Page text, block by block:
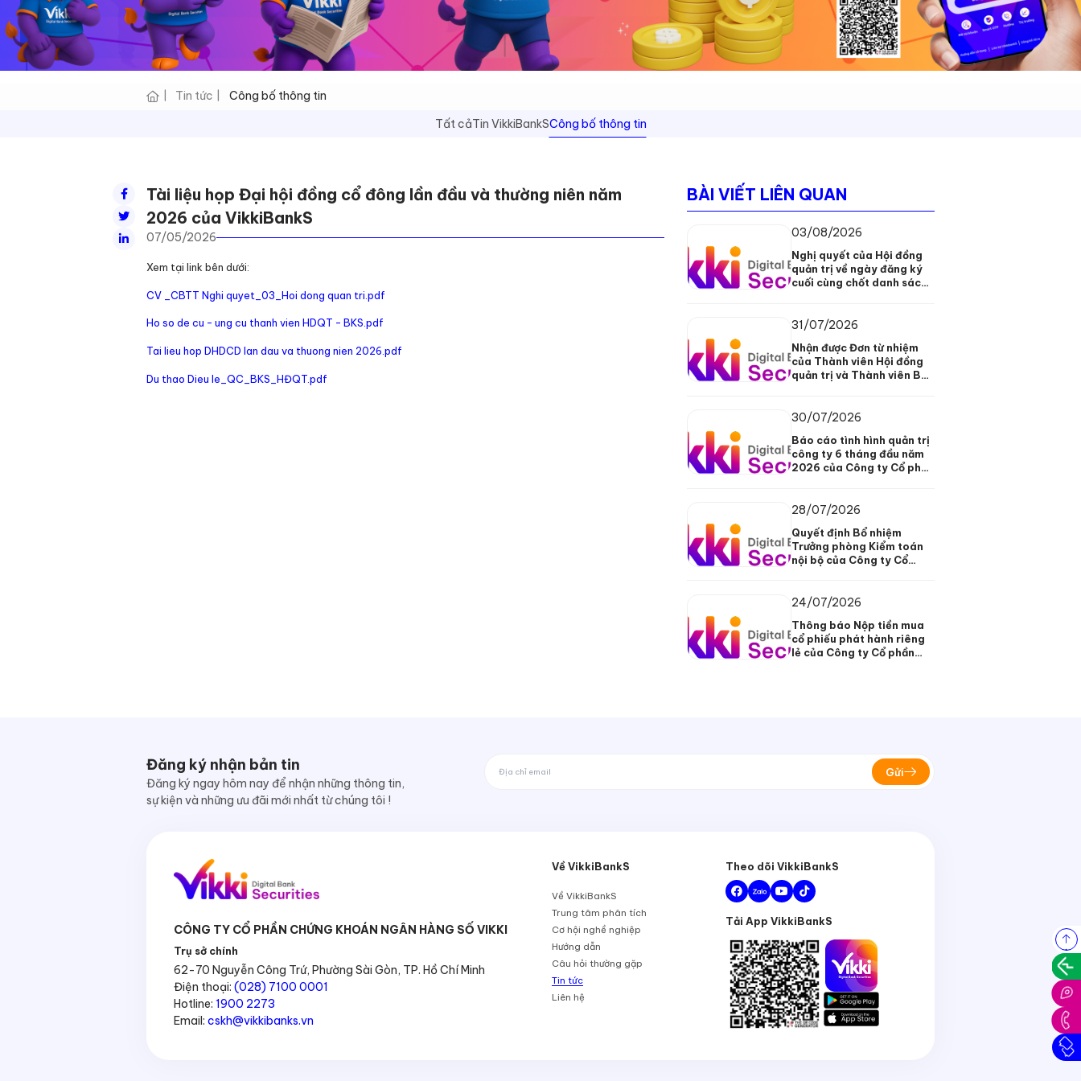
Tin tức
Công bố thông tin
Tất cảTin VikkiBankSCông bố thông tin
Tài liệu họp Đại hội đồng cổ đông lần đầu và thường niên năm
2026 của VikkiBankS
07/05/2026
Xem tại link bên dưới:
CV _CBTT Nghi quyet_03_Hoi dong quan tri.pdf
Ho so de cu - ung cu thanh vien HDQT - BKS.pdf
Tai lieu hop DHDCD lan dau va thuong nien 2026.pdf
Du thao Dieu le_QC_BKS_HĐQT.pdf
BÀI VIẾT LIÊN QUAN
03/08/2026
Nghị quyết của Hội đồng
quản trị về ngày đăng ký
cuối cùng chốt danh sách
31/07/2026
Nhận được Đơn từ nhiệm
của Thành viên Hội đồng
quản trị và Thành viên Ban
30/07/2026
Báo cáo tình hình quản trị
công ty 6 tháng đầu năm
2026 của Công ty Cổ phần
28/07/2026
Quyết định Bổ nhiệm
Trưởng phòng Kiểm toán
nội bộ của Công ty Cổ
24/07/2026
Thông báo Nộp tiền mua
cổ phiếu phát hành riêng
lẻ của Công ty Cổ phần
Đăng ký nhận bản tin
Đăng ký ngay hôm nay để nhận những thông tin,
sự kiện và những ưu đãi mới nhất từ chúng tôi !
Gửi
CÔNG TY CỔ PHẦN CHỨNG KHOÁN NGÂN HÀNG SỐ VIKKI
Trụ sở chính
62-70 Nguyễn Công Trứ, Phường Sài Gòn, TP. Hồ Chí Minh
Điện thoại: (028) 7100 0001
Hotline: 1900 2273
Email: cskh@vikkibanks.vn
Về VikkiBankS
Về VikkiBankS
Trung tâm phân tích
Cơ hội nghề nghiệp
Hướng dẫn
Câu hỏi thường gặp
Tin tức
Liên hệ
Theo dõi VikkiBankS
Tải App VikkiBankS